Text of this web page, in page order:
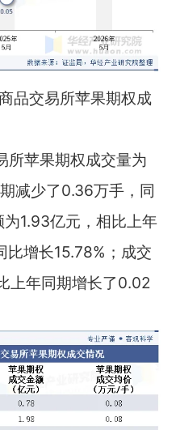
品交易所苹果期权成
苹果期权成交量为
减少了0.36万手，同
1.93亿元，相比上年
比增长15.78%；成交
上年同期增长了0.02